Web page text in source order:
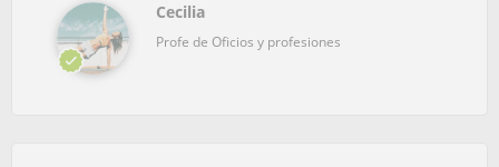
Cecilia
Profe de Oficios y profesiones